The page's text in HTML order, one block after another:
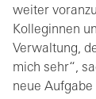
weiter
Kolleginnen
Verwaltung,
mich sehr“,
neue